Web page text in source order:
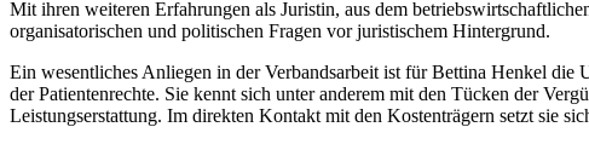
Mit ihren weiteren Erfahrungen als Juristin, aus dem
organisatorischen und politischen Fragen vor juristischem Hintergrund.
Ein wesentliches Anliegen in der Verbandsarbeit ist für Bettina Henkel
der Patientenrechte. Sie kennt sich unter anderem mit den Tücken der
Leistungserstattung. Im direkten Kontakt mit den Kostenträgern setzt sie